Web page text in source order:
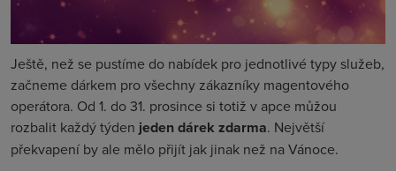
Ještě, než se pustíme do nabídek pro jednotlivé typy služeb,
začneme dárkem pro všechny zákazníky magentového
operátora. Od 1. do 31. prosince si totiž v apce můžou
rozbalit každý týden jeden dárek zdarma. Největší
překvapení by ale mělo přijít jak jinak než na Vánoce.